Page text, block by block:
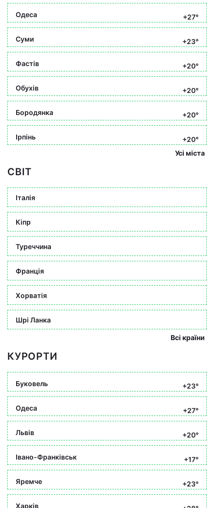
Одеса +27°
Суми +23°
Фастів +20°
Обухів +20°
Бородянка +20°
Ірпінь
+20°
Усі міста
СВІТ
Італія
Кіпр
Туреччина
Франція
Хорватія
Шрі Ланка
Всі країни
КУРОРТИ
Буковель +23°
Одеса +27°
Львів +20°
Івано-Франківськ +17°
Яремче +23°
Харків